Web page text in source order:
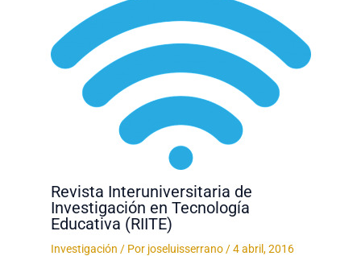
Revista Interuniversitaria de
Investigación en Tecnología
Educativa (RIITE)
Investigación / Por joseluisserrano /4 abril, 2016